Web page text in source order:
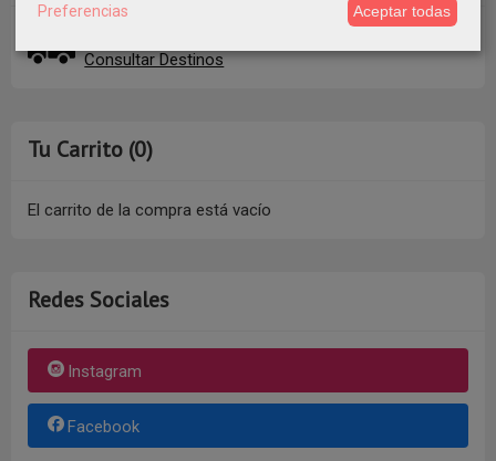
Consultar Destinos
Tu Carrito (0)
El carrito de la compra está vacío
Redes Sociales
Instagram
Facebook
Preferencias Aceptar todas